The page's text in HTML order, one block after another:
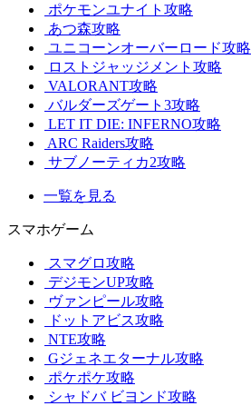
ポケモンユナイト攻略
あつ森攻略
ユニコーンオーバーロード攻略
ロストジャッジメント攻略
VALORANT攻略
バルダーズゲート3攻略
LET IT DIE: INFERNO攻略
ARC Raiders攻略
サブノーティカ2攻略
一覧を見る
スマホゲーム
スマグロ攻略
デジモンUP攻略
ヴァンピール攻略
ドットアビス攻略
NTE攻略
Gジェネエターナル攻略
ポケポケ攻略
シャドバ ビヨンド攻略